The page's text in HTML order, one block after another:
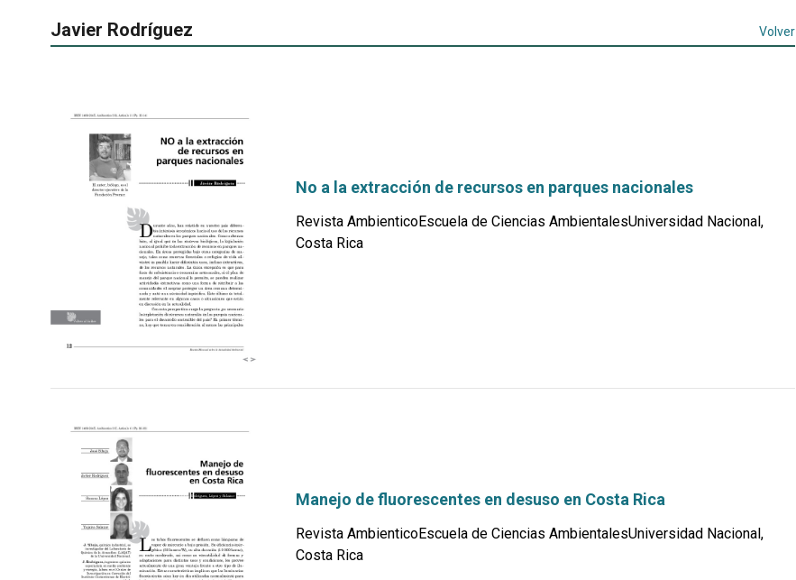
Javier Rodríguez Volver
No a la extracción de recursos en parques nacionales
Revista AmbienticoEscuela de Ciencias AmbientalesUniversidad Nacional,
Costa Rica
Manejo de fluorescentes en desuso en Costa Rica
Revista AmbienticoEscuela de Ciencias AmbientalesUniversidad Nacional,
Costa Rica